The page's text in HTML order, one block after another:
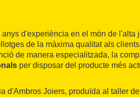
d'experiència en el món de l'alta
de la màxima qualitat als
de manera especialitzada, la
per disposar del producte més
d'Ambros Joiers, produïda al taller